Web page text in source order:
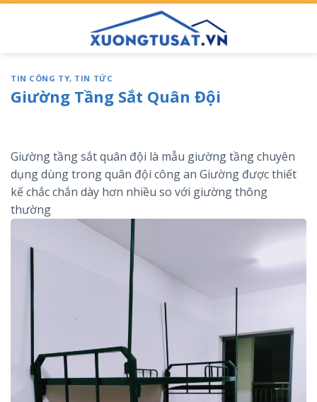
Skip
TIN CÔNG TY, TIN TỨC
Giường Tầng Sắt Quân Đội
Giường tầng sắt quân đội là mẫu giường tầng chuyên
dụng dùng trong quân đội công an Giường được thiết
kế chắc chắn dày hơn nhiều so với giường thông
thường